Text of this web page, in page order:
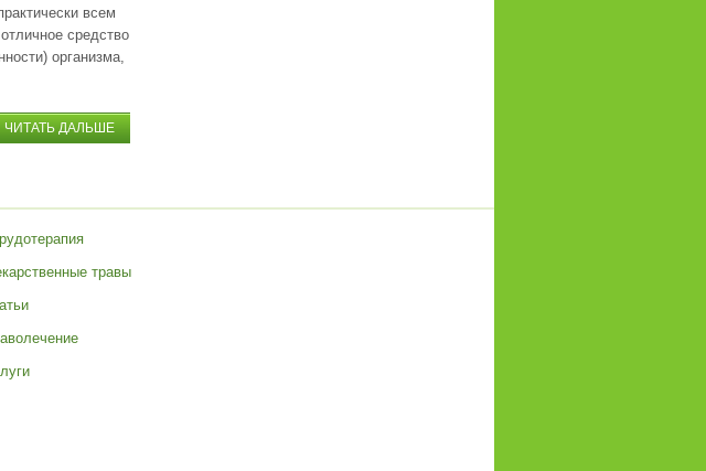
всем
средство
организма,
ЧИТАТЬ ДАЛЬШЕ
травы